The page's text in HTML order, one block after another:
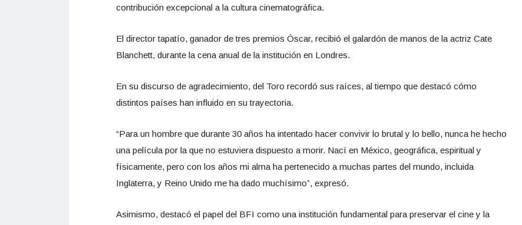
contribución excepcional a la cultura cinematográfica.
El director tapatío, ganador de tres premios Óscar, recibió el galardón de manos de la actriz Cate
Blanchett, durante la cena anual de la institución en Londres.
En su discurso de agradecimiento, del Toro recordó sus raíces, al tiempo que destacó cómo
distintos países han influido en su trayectoria.
“Para un hombre que durante 30 años ha intentado hacer convivir lo brutal y lo bello, nunca he hecho
una película por la que no estuviera dispuesto a morir. Nací en México, geográfica, espiritual y
físicamente, pero con los años mi alma ha pertenecido a muchas partes del mundo, incluida
Inglaterra, y Reino Unido me ha dado muchísimo”, expresó.
Asimismo, destacó el papel del BFI como una institución fundamental para preservar el cine y la